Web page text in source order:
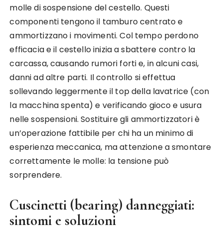
molle di sospensione del cestello. Questi
componenti tengono il tamburo centrato e
ammortizzano i movimenti. Col tempo perdono
efficacia e il cestello inizia a sbattere contro la
carcassa, causando rumori forti e, in alcuni casi,
danni ad altre parti. Il controllo si effettua
sollevando leggermente il top della lavatrice (con
la macchina spenta) e verificando gioco e usura
nelle sospensioni. Sostituire gli ammortizzatori è
un’operazione fattibile per chi ha un minimo di
esperienza meccanica, ma attenzione a smontare
correttamente le molle: la tensione può
sorprendere.
Cuscinetti (bearing) danneggiati:
sintomi e soluzioni